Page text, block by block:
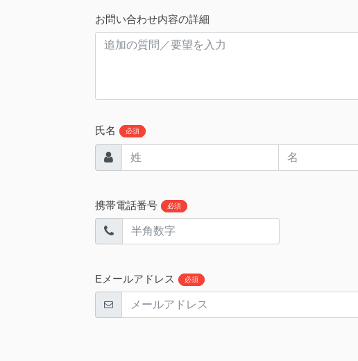
お問い合わせ内容の詳細
氏名 必須
携帯電話番号 必須
Eメールアドレス 必須